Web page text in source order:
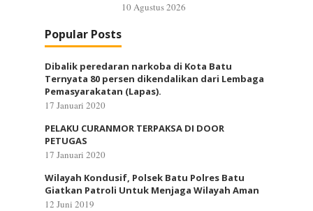
10 Agustus 2026
Popular Posts
Dibalik peredaran narkoba di Kota Batu
Ternyata 80 persen dikendalikan dari Lembaga
Pemasyarakatan (Lapas).
17 Januari 2020
PELAKU CURANMOR TERPAKSA DI DOOR
PETUGAS
17 Januari 2020
Wilayah Kondusif, Polsek Batu Polres Batu
Giatkan Patroli Untuk Menjaga Wilayah Aman
12 Juni 2019